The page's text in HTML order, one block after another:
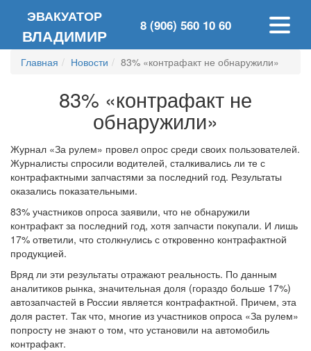
ЭВАКУАТОР
ВЛАДИМИР 8 (906) 560 10 60
Главная Новости 83% «контрафакт не обнаружили»
83% «контрафакт не
обнаружили»
Журнал «За рулем» провел опрос среди своих пользователей.
Журналисты спросили водителей, сталкивались ли те с
контрафактными запчастями за последний год. Результаты
оказались показательными.
83% участников опроса заявили, что не обнаружили
контрафакт за последний год, хотя запчасти покупали. И лишь
17% ответили, что столкнулись с откровенно контрафактной
продукцией.
Вряд ли эти результаты отражают реальность. По данным
аналитиков рынка, значительная доля (гораздо больше 17%)
автозапчастей в России является контрафактной. Причем, эта
доля растет. Так что, многие из участников опроса «За рулем»
попросту не знают о том, что установили на автомобиль
контрафакт.